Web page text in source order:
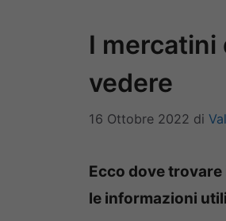
I mercatini
vedere
16 Ottobre 2022 di
Ecco dove
le informazioni